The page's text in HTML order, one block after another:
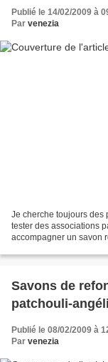
Publié le 14/02/2009 à
Par venezia
Je cherche toujours des
tester des associations
accompagner un savon
Savons de
patchouli-
Publié le 08/02/2009 à
Par venezia